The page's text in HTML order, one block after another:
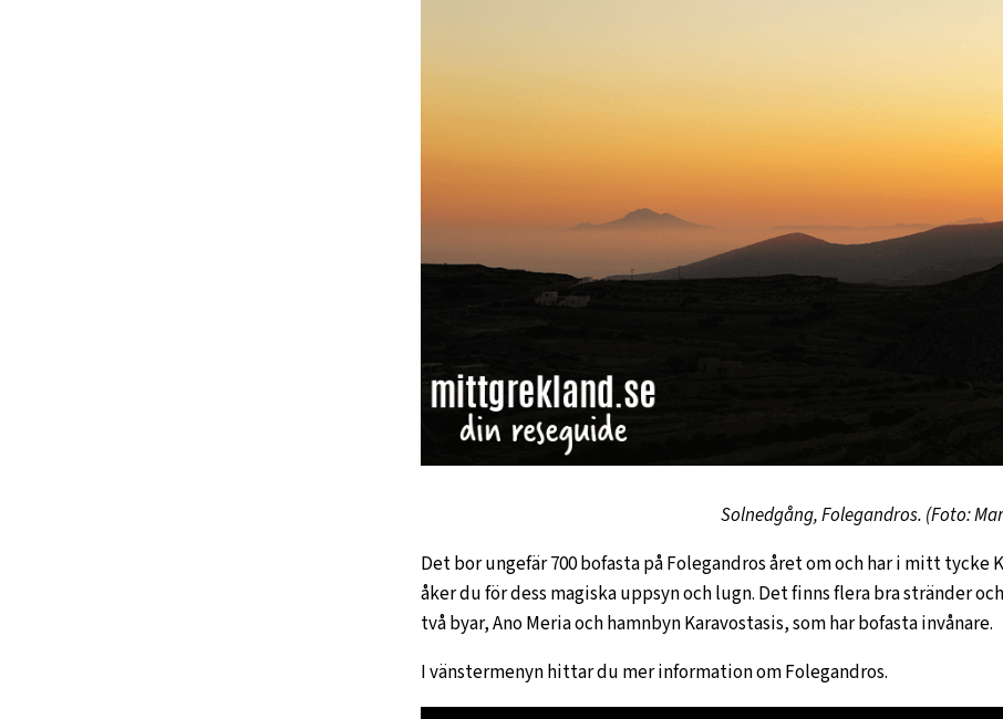
Solnedgång, Folegandros. (Foto:
Det bor ungefär 700 bofasta på Folegandros året om och har i mitt tycke
åker du för dess magiska uppsyn och lugn. Det finns flera bra stränder
två byar, Ano Meria och hamnbyn Karavostasis, som har bofasta invånare.
I vänstermenyn hittar du mer information om Folegandros.